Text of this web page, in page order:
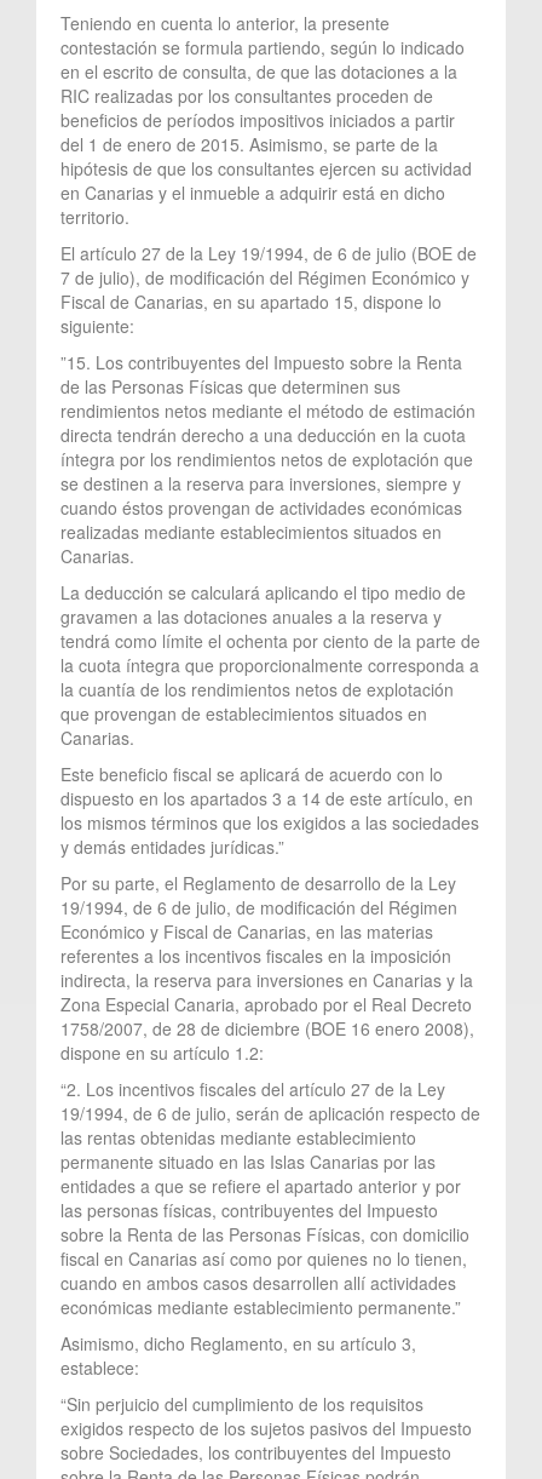
Teniendo en cuenta lo anterior, la presente
contestación se formula partiendo, según lo indicado
en el escrito de consulta, de que las dotaciones a la
RIC realizadas por los consultantes proceden de
beneficios de períodos impositivos iniciados a partir
del 1 de enero de 2015. Asimismo, se parte de la
hipótesis de que los consultantes ejercen su actividad
en Canarias y el inmueble a adquirir está en dicho
territorio.
El artículo 27 de la Ley 19/1994, de 6 de julio (BOE de
7 de julio), de modificación del Régimen Económico y
Fiscal de Canarias, en su apartado 15, dispone lo
siguiente:
”15. Los contribuyentes del Impuesto sobre la Renta
de las Personas Físicas que determinen sus
rendimientos netos mediante el método de estimación
directa tendrán derecho a una deducción en la cuota
íntegra por los rendimientos netos de explotación que
se destinen a la reserva para inversiones, siempre y
cuando éstos provengan de actividades económicas
realizadas mediante establecimientos situados en
Canarias.
La deducción se calculará aplicando el tipo medio de
gravamen a las dotaciones anuales a la reserva y
tendrá como límite el ochenta por ciento de la parte de
la cuota íntegra que proporcionalmente corresponda a
la cuantía de los rendimientos netos de explotación
que provengan de establecimientos situados en
Canarias.
Este beneficio fiscal se aplicará de acuerdo con lo
dispuesto en los apartados 3 a 14 de este artículo, en
los mismos términos que los exigidos a las sociedades
y demás entidades jurídicas.”
Por su parte, el Reglamento de desarrollo de la Ley
19/1994, de 6 de julio, de modificación del Régimen
Económico y Fiscal de Canarias, en las materias
referentes a los incentivos fiscales en la imposición
indirecta, la reserva para inversiones en Canarias y la
Zona Especial Canaria, aprobado por el Real Decreto
1758/2007, de 28 de diciembre (BOE 16 enero 2008),
dispone en su artículo 1.2:
“2. Los incentivos fiscales del artículo 27 de la Ley
19/1994, de 6 de julio, serán de aplicación respecto de
las rentas obtenidas mediante establecimiento
permanente situado en las Islas Canarias por las
entidades a que se refiere el apartado anterior y por
las personas físicas, contribuyentes del Impuesto
sobre la Renta de las Personas Físicas, con domicilio
fiscal en Canarias así como por quienes no lo tienen,
cuando en ambos casos desarrollen allí actividades
económicas mediante establecimiento permanente.”
Asimismo, dicho Reglamento, en su artículo 3,
establece:
“Sin perjuicio del cumplimiento de los requisitos
exigidos respecto de los sujetos pasivos del Impuesto
sobre Sociedades, los contribuyentes del Impuesto